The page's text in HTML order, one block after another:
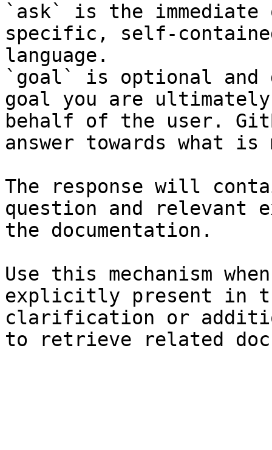
`ask` is the
specific, self-
language.
`goal` is optional and
goal you are
behalf of the user.
answer towards what
The response will
question and relevant
the documentation.
Use this mechanism
explicitly present in
clarification or